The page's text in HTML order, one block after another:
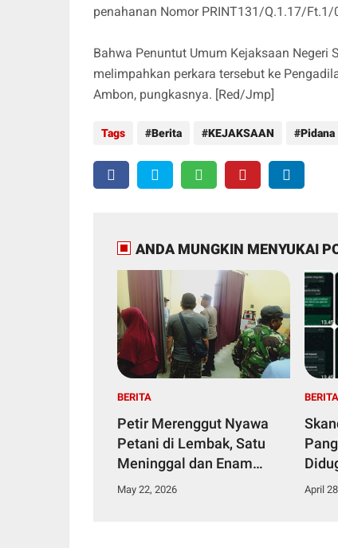
penahanan Nomor PRINT131/Q.1.17/
Bahwa Penuntut Umum Kejaksaan
melimpahkan perkara tersebut ke
Ambon, pungkasnya. [Red/Jmp]
Tags Berita KEJAKSAAN Pidana
ANDA MUNGKIN MENYUKAI
BERITA
Petir Merenggut Nyawa
Petani di Lembak, Satu
Meninggal dan Enam
Dirawat Intensif
May 22, 2026
BERITA
April